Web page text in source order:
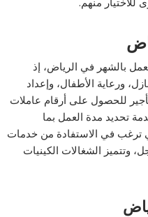
بالشهر في الرياض، إذ
ورعاية الأطفال، وإعداد
للحصول على أرقام عاملات
تحديد مدة العمل بما
ترغب في الاستفادة من خدمات
وتتميز الشغالات الكينيات